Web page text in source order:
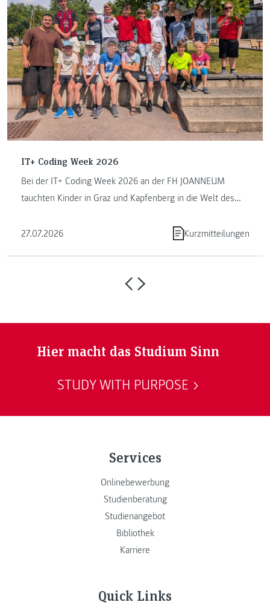
IT+ Coding Week 2026
Bei der IT+ Coding Week 2026 an der FH JOANNEUM
tauchten Kinder in Graz und Kapfenberg in die Welt des
27.07.2026
Kurzmitteilungen
Hier macht das Studium Sinn
STUDY WITH PURPOSE
Services
Onlinebewerbung
Studienberatung
Studienangebot
Bibliothek
Karriere
Quick Links